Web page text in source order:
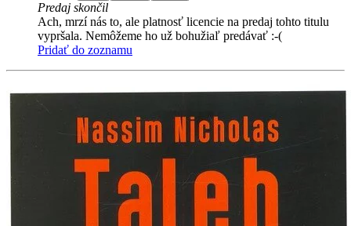
Predaj skončil
Ach, mrzí nás to, ale platnosť licencie na predaj tohto titulu
vypršala. Nemôžeme ho už bohužiaľ predávať :-(
Pridať do zoznamu